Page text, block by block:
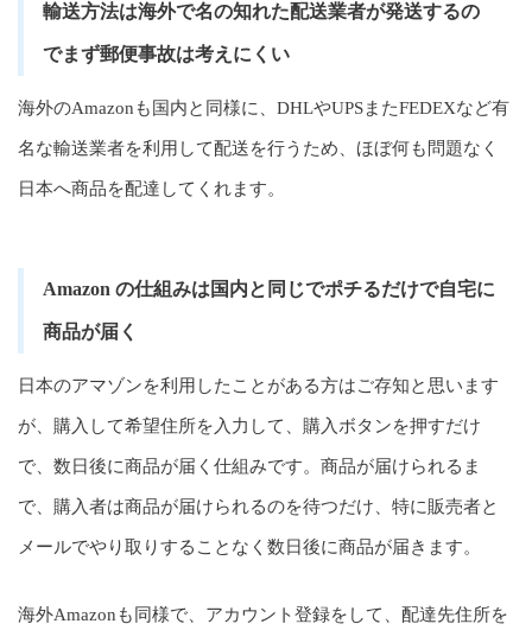
輸送方法は海外で名の知れた配送業者が発送するの
でまず郵便事故は考えにくい
海外のAmazonも国内と同様に、DHLやUPSまたFEDEXなど有
名な輸送業者を利用して配送を行うため、ほぼ何も問題なく
日本へ商品を配達してくれます。
Amazon の仕組みは国内と同じでポチるだけで自宅に
商品が届く
日本のアマゾンを利用したことがある方はご存知と思います
が、購入して希望住所を入力して、購入ボタンを押すだけ
で、数日後に商品が届く仕組みです。商品が届けられるま
で、購入者は商品が届けられるのを待つだけ、特に販売者と
メールでやり取りすることなく数日後に商品が届きます。
海外Amazonも同様で、アカウント登録をして、配達先住所を